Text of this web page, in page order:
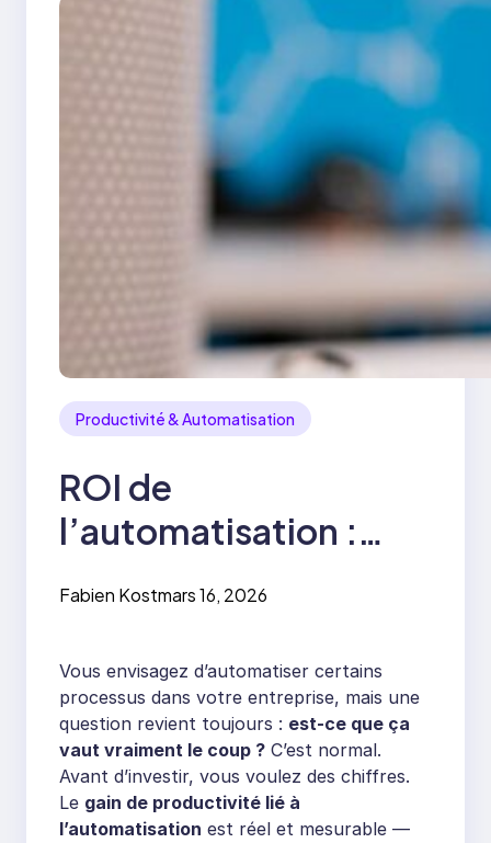
Productivité & Automatisation
ROI de
l’automatisation :
retour sur
investissement
Fabien Kostmars 16, 2026
Vous envisagez d’automatiser certains
processus dans votre entreprise, mais une
question revient toujours : est-ce que ça
vaut vraiment le coup ? C’est normal.
Avant d’investir, vous voulez des chiffres.
Le gain de productivité lié à
l’automatisation est réel et mesurable —